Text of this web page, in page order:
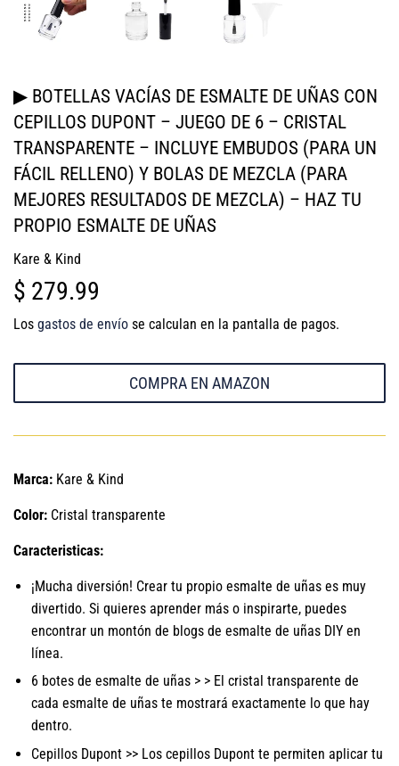
▶ BOTELLAS VACÍAS DE ESMALTE DE UÑAS CON
CEPILLOS DUPONT – JUEGO DE 6 – CRISTAL
TRANSPARENTE – INCLUYE EMBUDOS (PARA UN
FÁCIL RELLENO) Y BOLAS DE MEZCLA (PARA
MEJORES RESULTADOS DE MEZCLA) – HAZ TU
PROPIO ESMALTE DE UÑAS
Kare & Kind
$ 279.99
279.99
Los gastos de envío se calculan en la pantalla de pagos.
COMPRA EN AMAZON
Marca: Kare & Kind
Color: Cristal transparente
Caracteristicas:
¡Mucha diversión! Crear tu propio esmalte de uñas es muy
divertido. Si quieres aprender más o inspirarte, puedes
encontrar un montón de blogs de esmalte de uñas DIY en
línea.
6 botes de esmalte de uñas > > El cristal transparente de
cada esmalte de uñas te mostrará exactamente lo que hay
dentro.
Cepillos Dupont >> Los cepillos Dupont te permiten aplicar tu